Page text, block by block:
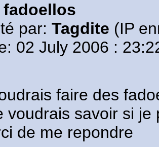
fadoellos
par:Tagdite (IP
02 July 2006 :
faire des
voudrais savoir si
de me repondre